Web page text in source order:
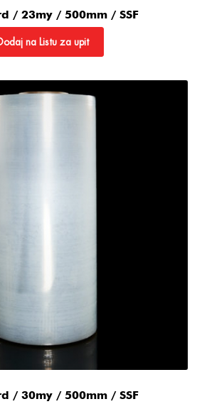
/ 23my / 500mm / SSF
na Listu za upit
/ 30my / 500mm / SSF